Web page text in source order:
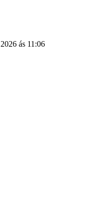
ás 11:06